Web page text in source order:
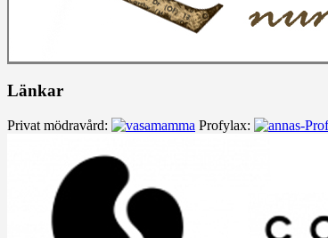
Länkar
Privat mödravård: Profylax: